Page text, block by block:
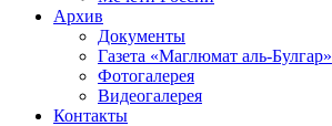
Архив
Документы
Газета «Маглюмат аль-Булгар»
Фотогалерея
Видеогалерея
Контакты